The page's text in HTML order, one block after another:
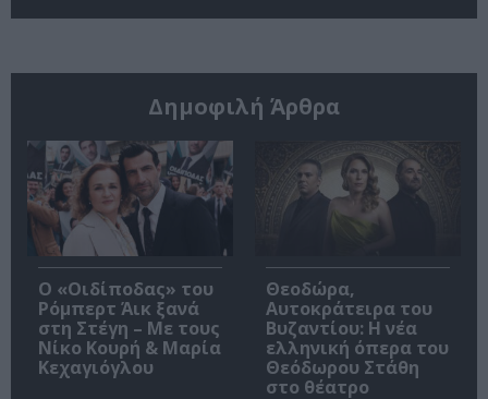
Δημοφιλή Άρθρα
O «Οιδίποδας» του
Ρόμπερτ Άικ ξανά
στη Στέγη – Με τους
Νίκο Κουρή & Μαρία
Κεχαγιόγλου
Θεοδώρα,
Αυτοκράτειρα του
Βυζαντίου: Η νέα
ελληνική όπερα του
Θεόδωρου Στάθη
στο θέατρο